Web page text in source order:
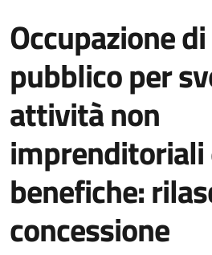
Occupazione
pubblico per
attività non
benefiche:
concessione